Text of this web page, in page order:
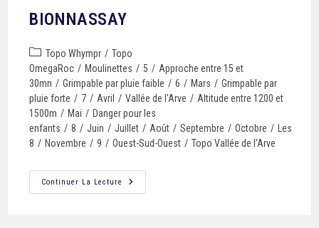
BIONNASSAY
Topo Whympr / Topo
OmegaRoc / Moulinettes / 5 / Approche entre 15 et
30mn / Grimpable par pluie faible / 6 / Mars / Grimpable par
pluie forte / 7 / Avril / Vallée de l'Arve / Altitude entre 1200 et
1500m / Mai / Danger pour les
enfants / 8 / Juin / Juillet / Août / Septembre / Octobre /
Les
8 / Novembre / 9 / Ouest-Sud-Ouest / Topo Vallée de l'Arve
Continuer La Lecture